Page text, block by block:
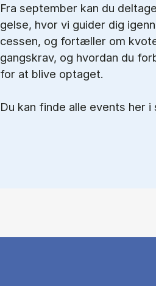
Fra september kan du
gel­se, hvor vi gu­i­der dig
ces­sen, og for­tæl­ler om
gangs­krav, og hvordan du
for at blive optaget.
Du kan finde alle events her i